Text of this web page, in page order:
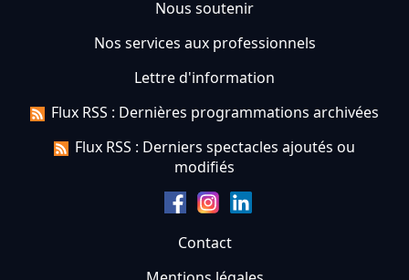
Nous soutenir
Nos services aux professionnels
Lettre d'information
Flux RSS : Dernières programmations archivées
Flux RSS : Derniers spectacles ajoutés ou
modifiés
Contact